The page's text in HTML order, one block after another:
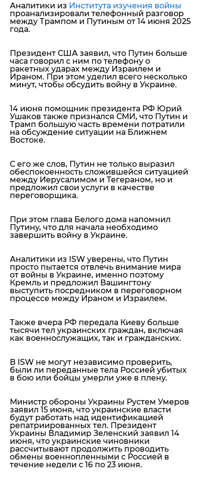
Аналитики из Института изучения войны
проанализировали телефонный разговор
между Трампом и Путиным от 14 июня 2025
года.
Президент США заявил, что Путин больше
часа говорил с ним по телефону о
ракетных ударах между Израилем и
Ираном. При этом уделил всего несколько
минут, чтобы обсудить войну в Украине.
14 июня помощник президента РФ Юрий
Ушаков также признался СМИ, что Путин и
Трамп большую часть времени потратили
на обсуждение ситуации на Ближнем
Востоке.
С его же слов, Путин не только выразил
обеспокоенность сложившейся ситуацией
между Иерусалимом и Тегераном, но и
предложил свои услуги в качестве
переговорщика.
При этом глава Белого дома напомнил
Путину, что для начала необходимо
завершить войну в Украине.
Аналитики из ISW уверены, что Путин
просто пытается отвлечь внимание мира
от войны в Украине, именно поэтому
Кремль и предложил Вашингтону
выступить посредником в переговорном
процессе между Ираном и Израилем.
Также вчера РФ передала Киеву больше
тысячи тел украинских граждан, включая
как военнослужащих, так и гражданских.
В ISW не могут независимо проверить,
были ли переданные тела Россией убитых
в бою или бойцы умерли уже в плену.
Министр обороны Украины Рустем Умеров
заявил 15 июня, что украинские власти
будут работать над идентификацией
репатриированных тел. Президент
Украины Владимир Зеленский заявил 14
июня, что украинские чиновники
рассчитывают продолжить проводить
обмены военнопленными с Россией в
течение недели с 16 по 23 июня.